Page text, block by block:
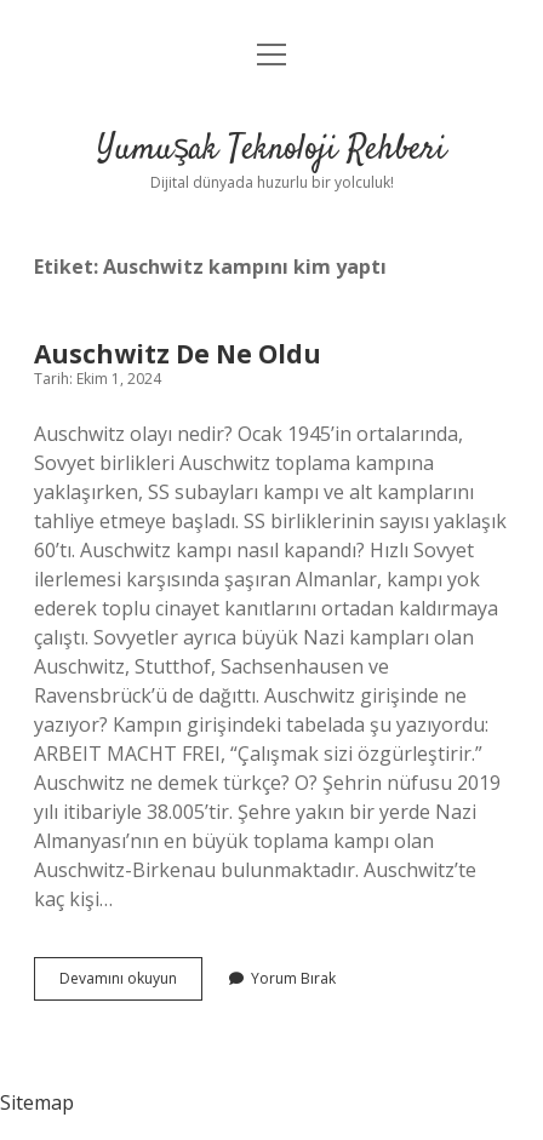
Anasayfa
Yasal Uyarı
menüyü
Yumuşak Teknoloji Rehberi
Dijital dünyada huzurlu bir yolculuk!
Etiket:Auschwitz kampını kim yaptı
Auschwitz De Ne Oldu
Tarih: Ekim 1, 2024
Auschwitz olayı nedir? Ocak 1945’in ortalarında,
Sovyet birlikleri Auschwitz toplama kampına
yaklaşırken, SS subayları kampı ve alt kamplarını
tahliye etmeye başladı. SS birliklerinin sayısı yaklaşık
60’tı. Auschwitz kampı nasıl kapandı? Hızlı Sovyet
ilerlemesi karşısında şaşıran Almanlar, kampı yok
ederek toplu cinayet kanıtlarını ortadan kaldırmaya
çalıştı. Sovyetler ayrıca büyük Nazi kampları olan
Auschwitz, Stutthof, Sachsenhausen ve
Ravensbrück’ü de dağıttı. Auschwitz girişinde ne
yazıyor? Kampın girişindeki tabelada şu yazıyordu:
ARBEIT MACHT FREI, “Çalışmak sizi özgürleştirir.”
Auschwitz ne demek türkçe? O? Şehrin nüfusu 2019
yılı itibariyle 38.005’tir. Şehre yakın bir yerde Nazi
Almanyası’nın en büyük toplama kampı olan
Auschwitz-Birkenau bulunmaktadır. Auschwitz’te
kaç kişi…
Devamını okuyun Auschwitz
De
Yorum Bırak
Sitemap